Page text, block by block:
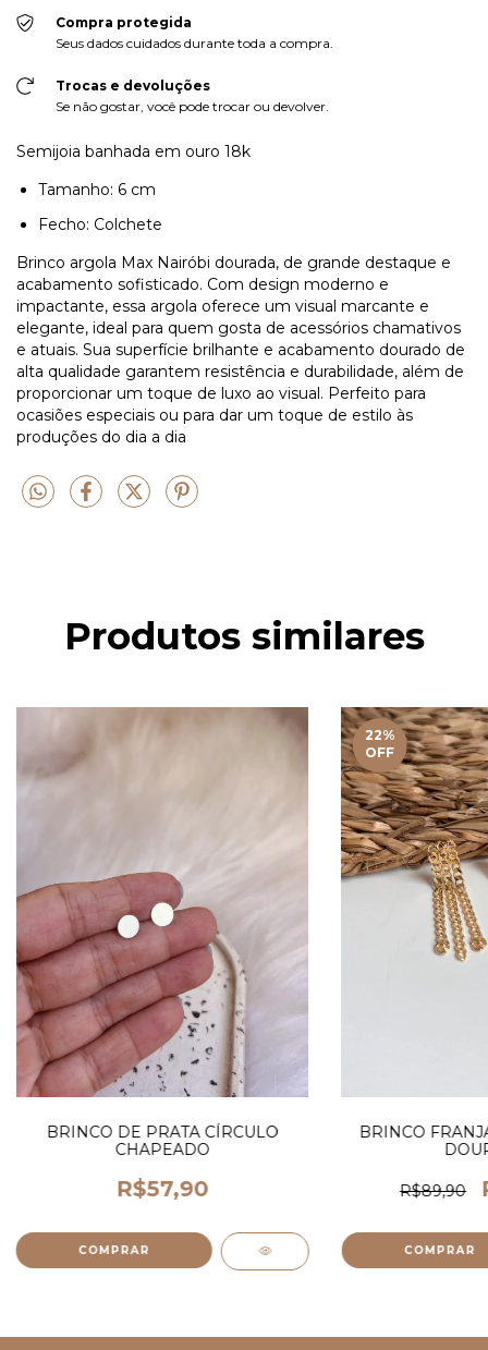
Compra protegida
Seus dados cuidados durante toda a compra.
Trocas e devoluções
Se não gostar, você pode trocar ou devolver.
Semijoia banhada em ouro 18k
Tamanho: 6 cm
Fecho: Colchete
Brinco argola Max Nairóbi dourada, de grande destaque e
acabamento sofisticado. Com design moderno e
impactante, essa argola oferece um visual marcante e
elegante, ideal para quem gosta de acessórios chamativos
e atuais. Sua superfície brilhante e acabamento dourado de
alta qualidade garantem resistência e durabilidade, além de
proporcionar um toque de luxo ao visual. Perfeito para
ocasiões especiais ou para dar um toque de estilo às
produções do dia a dia
Produtos similares
BRINCO DE PRATA CÍRCULO
CHAPEADO
R$57,90
22%
OFF
BRINCO
R$89,90